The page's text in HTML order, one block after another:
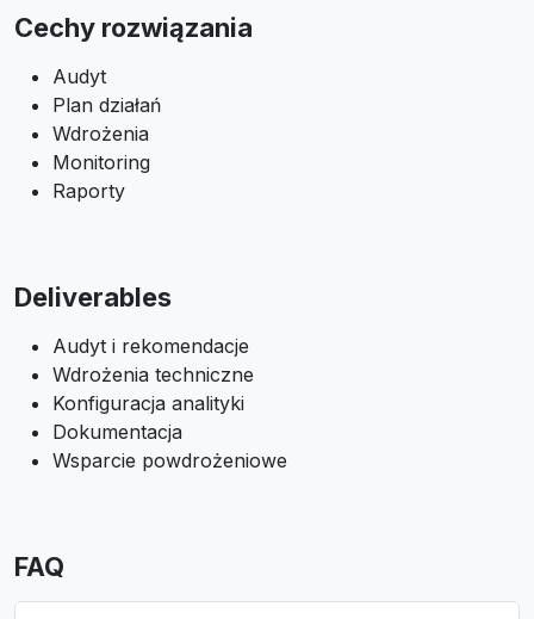
Cechy rozwiązania
Audyt
Plan działań
Wdrożenia
Monitoring
Raporty
Deliverables
Audyt i rekomendacje
Wdrożenia techniczne
Konfiguracja analityki
Dokumentacja
Wsparcie powdrożeniowe
FAQ